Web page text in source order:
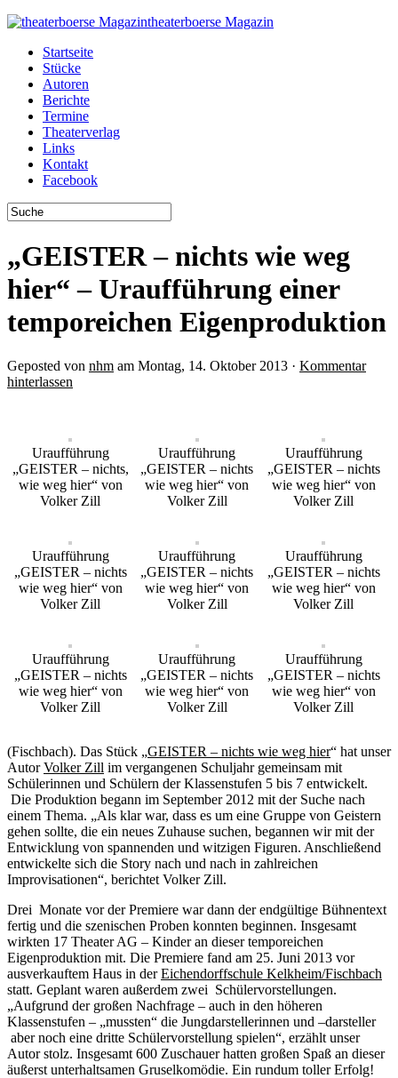
theaterboerse Magazin
Startseite
Stücke
Autoren
Berichte
Termine
Theaterverlag
Links
Kontakt
Facebook
„GEISTER – nichts wie weg
hier“ – Uraufführung einer
temporeichen Eigenproduktion
Geposted von nhm am Montag, 14. Oktober 2013 · Kommentar
hinterlassen
Uraufführung
„GEISTER – nichts,
wie weg hier“ von
Volker Zill
Uraufführung
„GEISTER – nichts
wie weg hier“ von
Volker Zill
Uraufführung
„GEISTER – nichts
wie weg hier“ von
Volker Zill
Uraufführung
„GEISTER – nichts
wie weg hier“ von
Volker Zill
Uraufführung
„GEISTER – nichts
wie weg hier“ von
Volker Zill
Uraufführung
„GEISTER – nichts
wie weg hier“ von
Volker Zill
Uraufführung
„GEISTER – nichts
wie weg hier“ von
Volker Zill
Uraufführung
„GEISTER – nichts
wie weg hier“ von
Volker Zill
Uraufführung
„GEISTER – nichts
wie weg hier“ von
Volker Zill
(Fischbach). Das Stück „GEISTER – nichts wie weg hier“ hat unser
AutorVolker Zill im vergangenen Schuljahr gemeinsam mit
Schülerinnen und Schülern der Klassenstufen 5 bis 7 entwickelt.
Die Produktion begann im September 2012 mit der Suche nach
einem Thema. „Als klar war, dass es um eine Gruppe von Geistern
gehen sollte, die ein neues Zuhause suchen, begannen wir mit der
Entwicklung von spannenden und witzigen Figuren. Anschließend
entwickelte sich die Story nach und nach in zahlreichen
Improvisationen“, berichtet Volker Zill.
Drei Monate vor der Premiere war dann der endgültige Bühnentext
fertig und die szenischen Proben konnten beginnen. Insgesamt
wirkten 17 Theater AG – Kinder an dieser temporeichen
Eigenproduktion mit. Die Premiere fand am 25. Juni 2013 vor
ausverkauftem Haus in derEichendorffschule Kelkheim/Fischbach
statt. Geplant waren außerdem zwei Schülervorstellungen.
„Aufgrund der großen Nachfrage – auch in den höheren
Klassenstufen – „mussten“ die Jungdarstellerinnen und –darsteller
aber noch eine dritte Schülervorstellung spielen“, erzählt unser
Autor stolz. Insgesamt 600 Zuschauer hatten großen Spaß an dieser
äußerst unterhaltsamen Gruselkomödie. Ein rundum toller Erfolg!